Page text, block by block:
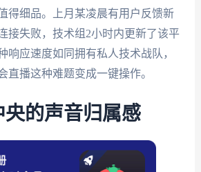
得细品。上月某凌晨有用户反馈新
接失败，技术组2小时内更新了该平
响应速度如同拥有私人技术战队，
直播这种难题变成一键操作。
央的声音归属感